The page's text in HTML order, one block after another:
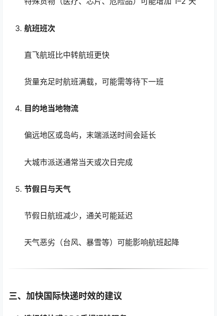
航班班次
直飞航班比中转航班更快
货量充足时航班满载，可能需等待下一班
目的地当地物流
偏远地区或岛屿，末端派送时间会延长
大城市派送通常当天或次日完成
节假日与天气
节假日航班减少，通关可能延迟
天气恶劣（台风、暴雪等）可能影响航班起降
三、加快国际快递时效的建议